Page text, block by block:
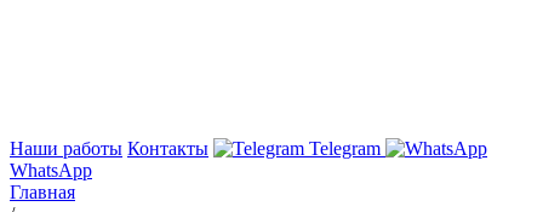
Наши работы Контакты
Telegram
WhatsApp
Главная